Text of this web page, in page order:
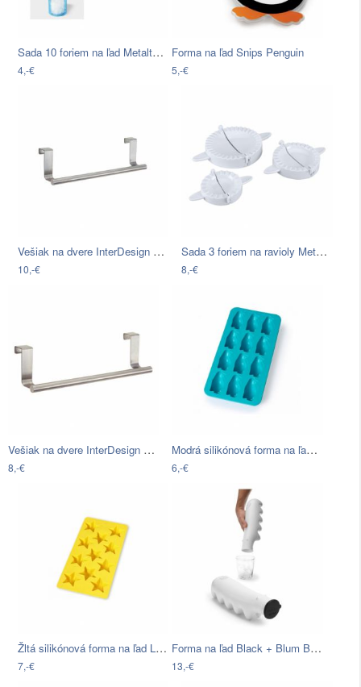
Sada 10 foriem na ľad Metaltex Icecube…
4,-€
Forma na ľad Snips Penguin
5,-€
Vešiak na dvere InterDesign Forma,…
10,-€
Sada 3 foriem na ravioly Metaltex
8,-€
Vešiak na dvere InterDesign Forma Towel…
8,-€
Modrá silikónová forma na ľad Lékué…
6,-€
Žltá silikónová forma na ľad Lékué Star…
7,-€
Forma na ľad Black + Blum Brrrrr
13,-€